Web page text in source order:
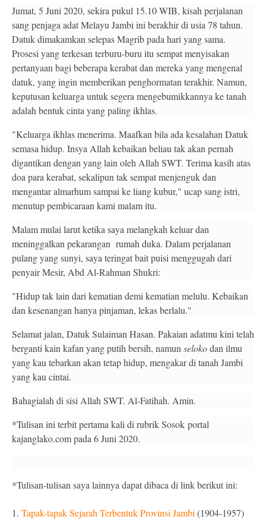
Jumat, 5 Juni 2020, sekira pukul 15.10 WIB, kisah perjalanan
sang penjaga adat Melayu Jambi ini berakhir di usia 78 tahun.
Datuk dimakamkan selepas Magrib pada hari yang sama.
Prosesi yang terkesan terburu-buru itu sempat menyisakan
pertanyaan bagi beberapa kerabat dan mereka yang mengenal
datuk, yang ingin memberikan penghormatan terakhir. Namun,
keputusan keluarga untuk segera mengebumikkannya ke tanah
adalah bentuk cinta yang paling ikhlas.
"Keluarga ikhlas menerima. Maafkan bila ada kesalahan Datuk
semasa hidup. Insya Allah kebaikan beliau tak akan pernah
digantikan dengan yang lain oleh Allah SWT. Terima kasih atas
doa para kerabat, sekalipun tak sempat menjenguk dan
mengantar almarhum sampai ke liang kubur," ucap sang istri,
menutup pembicaraan kami malam itu.
Malam mulai larut ketika saya melangkah keluar dan
meninggalkan pekarangan rumah duka. Dalam perjalanan
pulang yang sunyi, saya teringat bait puisi menggugah dari
penyair Mesir, Abd Al-Rahman Shukri:
"Hidup tak lain dari kematian demi kematian melulu. Kebaikan
dan kesenangan hanya pinjaman, lekas berlalu."
Selamat jalan, Datuk Sulaiman Hasan. Pakaian adatmu kini telah
berganti kain kafan yang putih bersih, namun selokodan ilmu
yang kau tebarkan akan tetap hidup, mengakar di tanah Jambi
yang kau cintai.
Bahagialah di sisi Allah SWT. Al-Fatihah. Amin.
*Tulisan ini terbit pertama kali di rubrik Sosok portal
kajanglako.com pada 6 Juni 2020.
*Tulisan-tulisan saya lainnya dapat dibaca di link berikut ini:
1. Tapak-tapak Sejarah Terbentuk Provinsi Jambi (1904-1957)